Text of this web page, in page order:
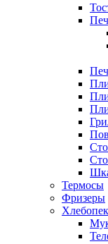
Термосы
Фризеры